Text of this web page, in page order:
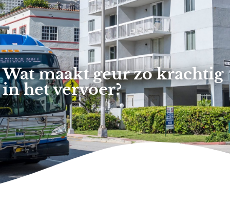
Wat maakt geur zo krachtig
in het vervoer?